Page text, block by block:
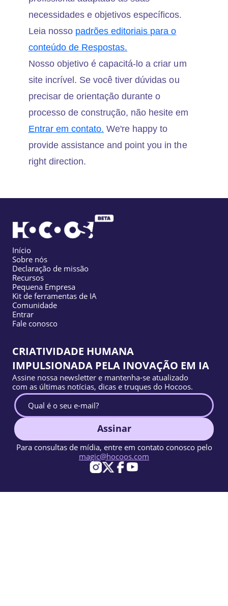
necessidades e objetivos específicos.
Leia nosso padrões editoriais para o
conteúdo de Respostas.
Nosso objetivo é capacitá-lo a criar um
site incrível. Se você tiver dúvidas ou
precisar de orientação durante o
processo de construção, não hesite em
Entrar em contato. We're happy to
provide assistance and point you in the
right direction.
Início
Sobre nós
Declaração de missão
Recursos
Pequena Empresa
Kit de ferramentas de IA
Comunidade
Entrar
Fale conosco
CRIATIVIDADE HUMANA
IMPULSIONADA PELA INOVAÇÃO EM IA
Assine nossa newsletter e mantenha-se atualizado
com as últimas notícias, dicas e truques do Hocoos.
Assinar
Para consultas de mídia, entre em contato conosco pelo
magic@hocoos.com